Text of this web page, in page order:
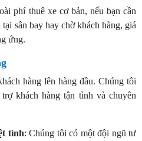
phí thuê xe cơ bản, nếu bạn cần
sân bay hay chờ khách hàng, giá
ứng.
hàng lên hàng đầu. Chúng tôi
khách hàng tận tình và chuyên
tình: Chúng tôi có một đội ngũ tư